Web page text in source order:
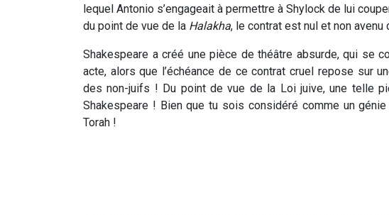
lequel Antonio s’engageait à permettre à Shylock de lui
du point de vue de la Halakha, le contrat est nul et non avenu
Shakespeare a créé une pièce de théâtre absurde, qui se
acte, alors que l’échéance de ce contrat cruel repose sur
des non-juifs ! Du point de vue de la Loi juive, une telle
Shakespeare ! Bien que tu sois considéré comme un
Torah !